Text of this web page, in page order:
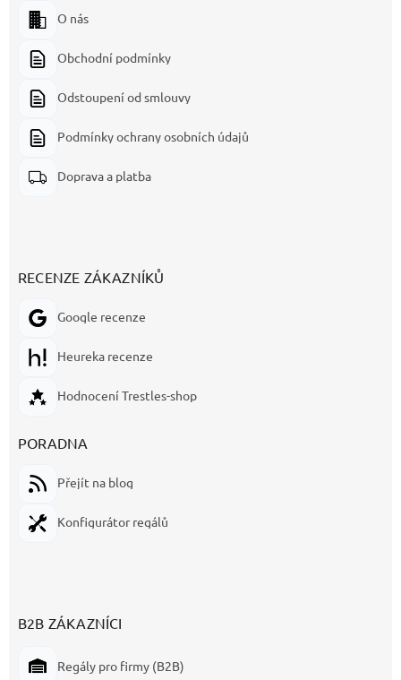
O nás
Obchodní podmínky
Odstoupení od smlouvy
Podmínky ochrany osobních údajů
Doprava a platba
RECENZE ZÁKAZNÍKŮ
Google recenze
Heureka recenze
Hodnocení Trestles-shop
PORADNA
Přejít na blog
Konfigurátor regálů
B2B ZÁKAZNÍCI
Regály pro firmy (B2B)